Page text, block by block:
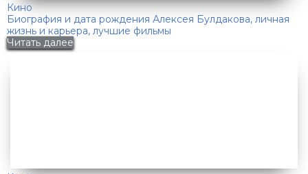
Кино
Биография и дата рождения Алексея Булдакова, личная
жизнь и карьера, лучшие фильмы
Читать далее